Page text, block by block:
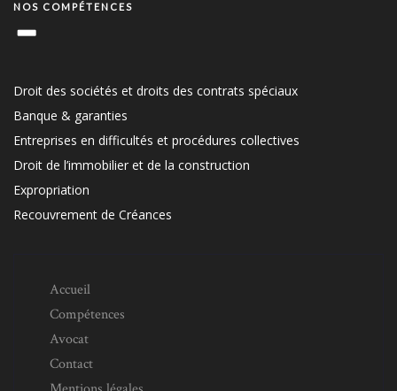
NOS COMPÉTENCES
Droit des sociétés et droits des contrats spéciaux
Banque & garanties
Entreprises en difficultés et procédures collectives
Droit de l’immobilier et de la construction
Expropriation
Recouvrement de Créances
Accueil
Compétences
Avocat
Contact